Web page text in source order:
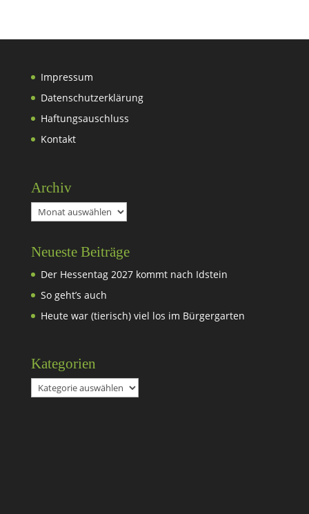
Impressum
Datenschutzerklärung
Haftungsauschluss
Kontakt
Archiv
Archiv
Neueste Beiträge
Der Hessentag 2027 kommt nach Idstein
So geht’s auch
Heute war (tierisch) viel los im Bürgergarten
Kategorien
Kategorien